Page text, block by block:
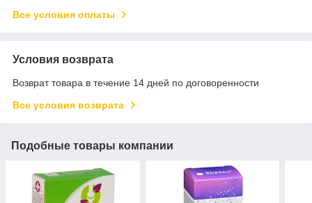
Все условия оплаты
Условия возврата
Возврат товара в течение 14 дней по договоренности
Все условия возврата
Подобные товары компании